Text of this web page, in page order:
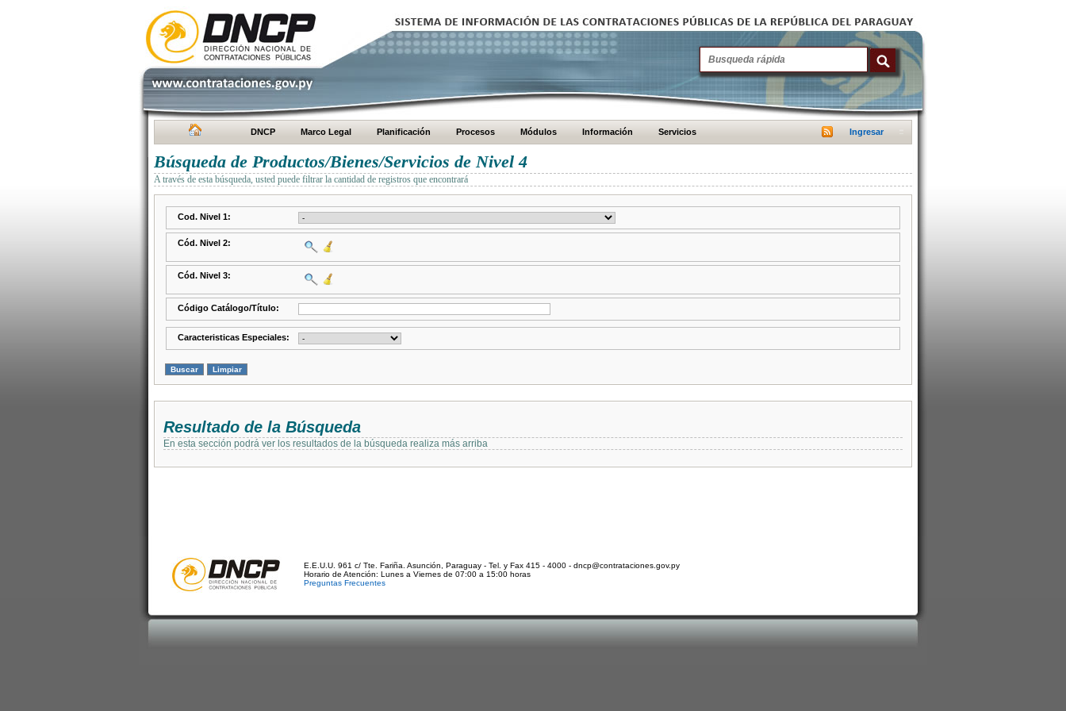
DNCP Marco Legal Planificación Procesos Módulos Información Servicios Ingresar
Búsqueda de Productos/Bienes/Servicios de Nivel 4
A través de esta búsqueda, usted puede filtrar la cantidad de registros que encontrará
Cod. Nivel 1:
Cód. Nivel 2:
Cód. Nivel 3:
Código Catálogo/Título:
Caracteristicas Especiales:
Resultado de la Búsqueda
En esta sección podrá ver los resultados de la búsqueda realiza más arriba
E.E.U.U. 961 c/ Tte. Fariña. Asunción, Paraguay - Tel. y Fax 415 - 4000 - dncp@contrataciones.gov.py
Horario de Atención: Lunes a Viernes de 07:00 a 15:00 horas
Preguntas Frecuentes